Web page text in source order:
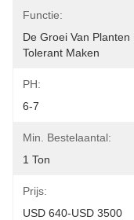
Functie:
De Groei Van
Tolerant Maken
PH:
6-7
Min. Bestelaantal:
1 Ton
Prijs:
USD 640-USD 3500